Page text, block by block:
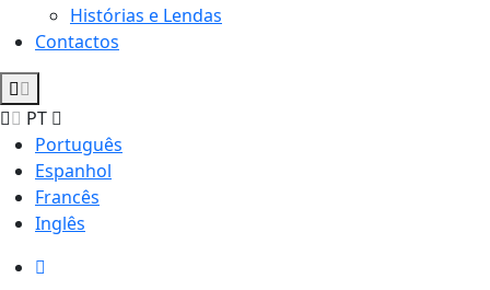
Histórias e Lendas
Contactos
PT
Português
Espanhol
Francês
Inglês